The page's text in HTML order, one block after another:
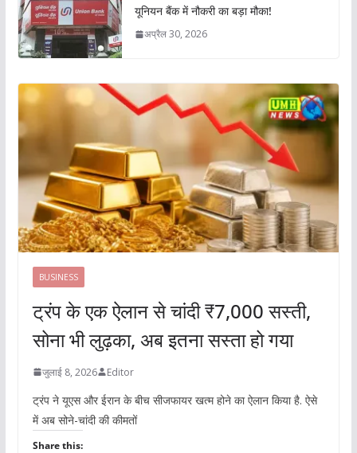
यूनियन बैंक में नौकरी का बड़ा मौका!
अप्रैल 30, 2026
BUSINESS
ट्रंप के एक ऐलान से चांदी ₹7,000 सस्ती,
सोना भी लुढ़का, अब इतना सस्ता हो गया
जुलाई 8, 2026 Editor
ट्रंप ने यूएस और ईरान के बीच सीजफायर खत्म होने का ऐलान किया है. ऐसे
में अब सोने-चांदी की कीमतों
Share this: